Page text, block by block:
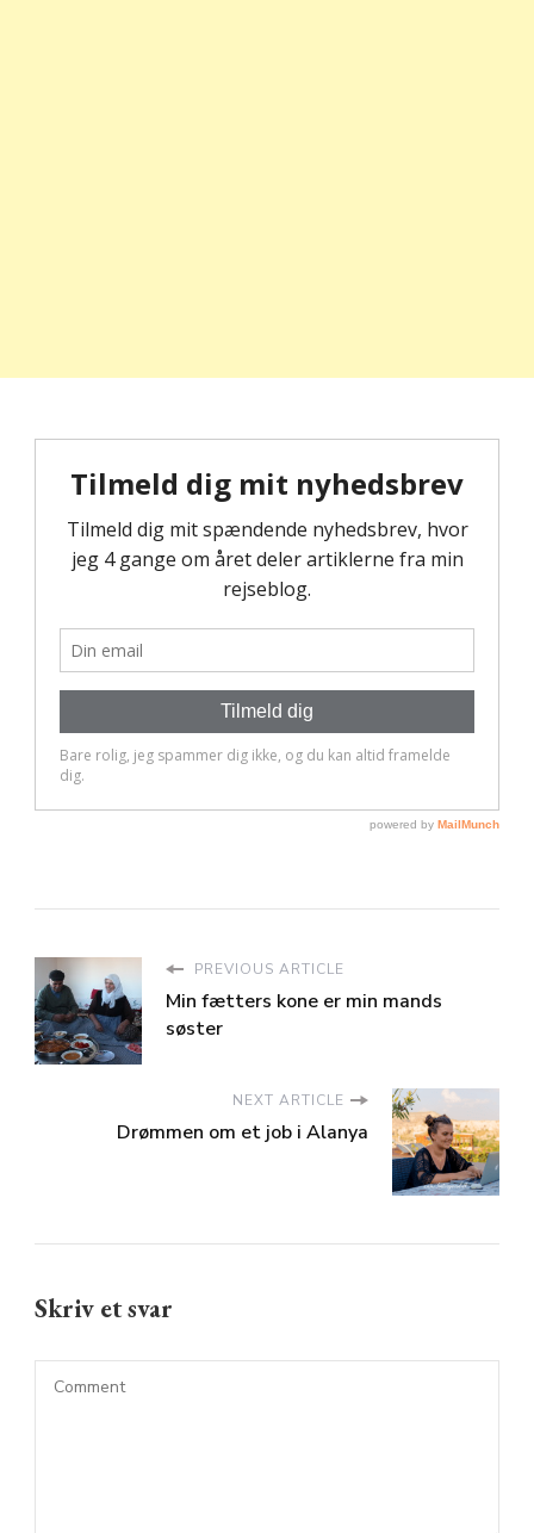
PREVIOUS ARTICLE
Min fætters kone er min mands
søster
NEXT ARTICLE
Drømmen om et job i Alanya
Skriv et svar